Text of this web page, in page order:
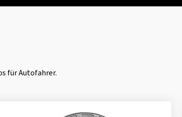
für Autofahrer.